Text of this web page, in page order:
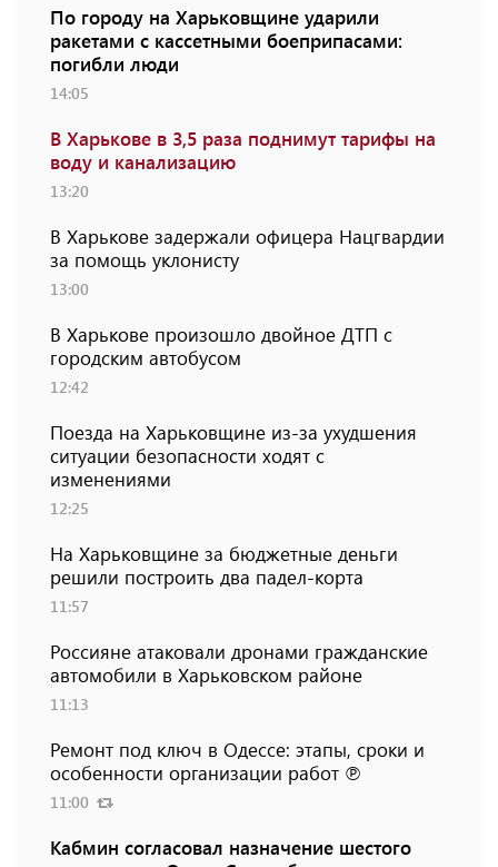
По городу на Харьковщине ударили
ракетами с кассетными боеприпасами:
погибли люди
14:05
В Харькове в 3,5 раза поднимут тарифы на
воду и канализацию
13:20
В Харькове задержали офицера Нацгвардии
за помощь уклонисту
13:00
В Харькове произошло двойное ДТП с
городским автобусом
12:42
Поезда на Харьковщине из-за ухудшения
ситуации безопасности ходят с
изменениями
12:25
На Харьковщине за бюджетные деньги
решили построить два падел-корта
11:57
Россияне атаковали дронами гражданские
автомобили в Харьковском районе
11:13
Ремонт под ключ в Одессе: этапы, сроки и
особенности организации работ ℗
11:00
Кабмин согласовал назначение шестого